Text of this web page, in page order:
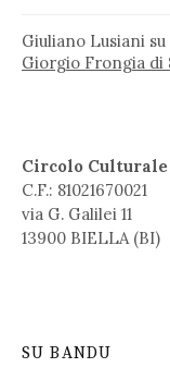
Giuliano Lusiani su
Giorgio Frongia di
Circolo Culturale
C.F.: 81021670021
via G. Galilei 11
13900 BIELLA (BI)
SU BANDU